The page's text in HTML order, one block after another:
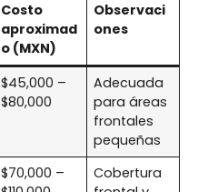
Costo
aproximad
o (MXN)
Observaci
ones
$45,000 –
$80,000
Adecuada
para áreas
frontales
pequeñas
$70,000 –
Cobertura